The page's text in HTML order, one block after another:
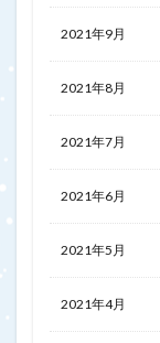
2021年9月
2021年8月
2021年7月
2021年6月
2021年5月
2021年4月